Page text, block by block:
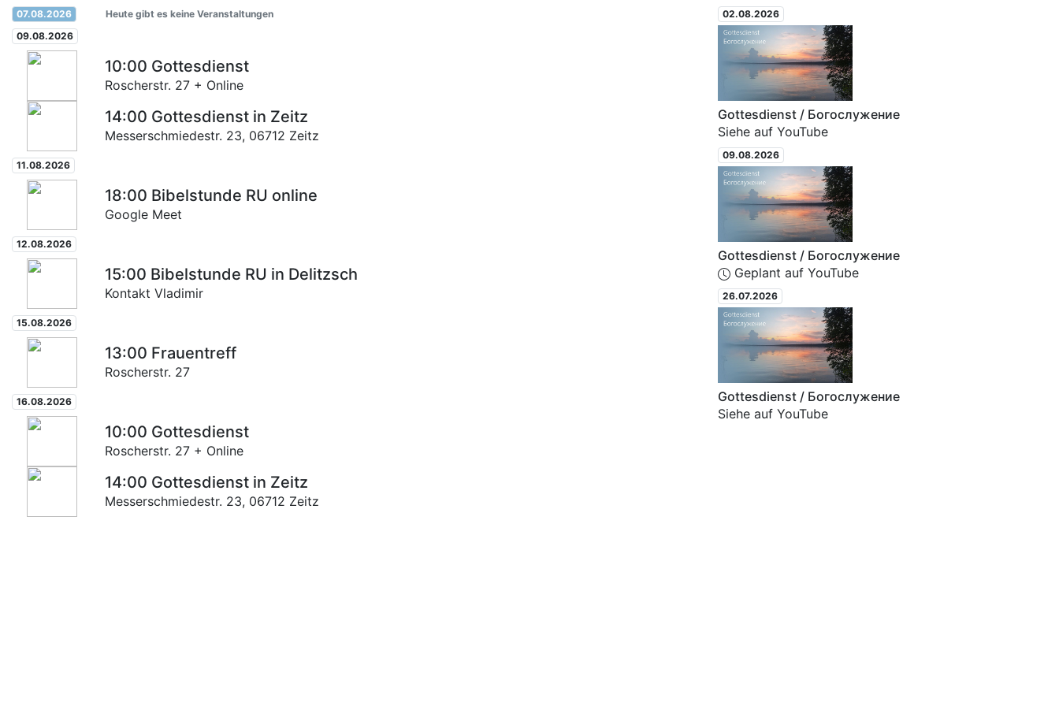
07.08.2026
Heute gibt es keine Veranstaltungen
09.08.2026
10:00 Gottesdienst
Roscherstr. 27 + Online
14:00 Gottesdienst in Zeitz
Messerschmiedestr. 23, 06712 Zeitz
11.08.2026
18:00 Bibelstunde RU online
Google Meet
12.08.2026
15:00 Bibelstunde RU in Delitzsch
Kontakt Vladimir
15.08.2026
13:00 Frauentreff
Roscherstr. 27
16.08.2026
10:00 Gottesdienst
Roscherstr. 27 + Online
14:00 Gottesdienst in Zeitz
Messerschmiedestr. 23, 06712 Zeitz
02.08.2026
Gottesdienst / Богослужение
Siehe auf YouTube
09.08.2026
Gottesdienst / Богослужение
Geplant auf YouTube
26.07.2026
Gottesdienst / Богослужение
Siehe auf YouTube